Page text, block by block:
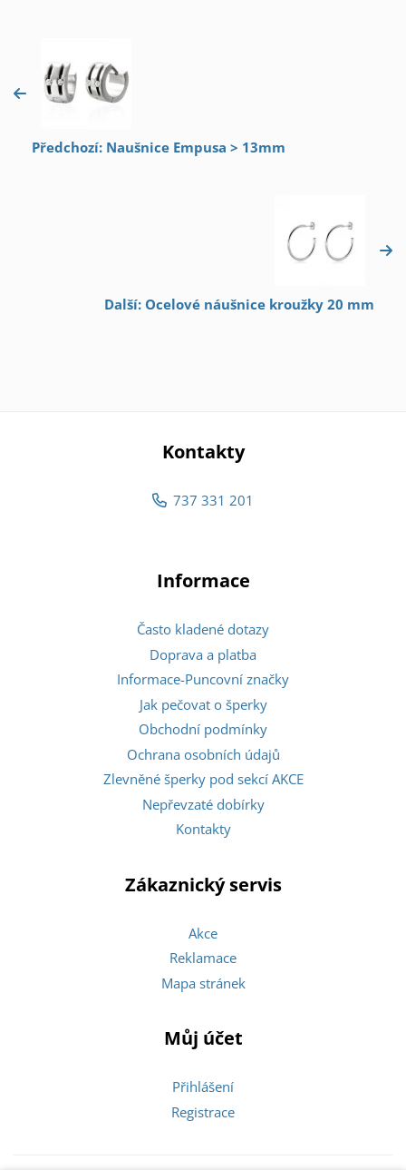
Předchozí: Naušnice Empusa > 13mm
Další: Ocelové náušnice kroužky 20 mm
Kontakty
737 331 201
Informace
Často kladené dotazy
Doprava a platba
Informace-Puncovní značky
Jak pečovat o šperky
Obchodní podmínky
Ochrana osobních údajů
Zlevněné šperky pod sekcí AKCE
Nepřevzaté dobírky
Kontakty
Zákaznický servis
Akce
Reklamace
Mapa stránek
Můj účet
Přihlášení
Registrace